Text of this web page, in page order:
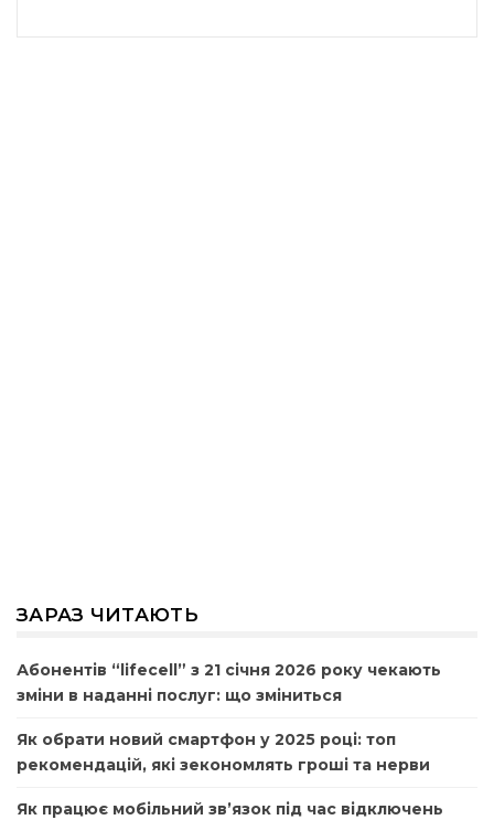
ЗАРАЗ ЧИТАЮТЬ
Абонентів “lifecell” з 21 січня 2026 року чекають
зміни в наданні послуг: що зміниться
Як обрати новий смартфон у 2025 році: топ
рекомендацій, які зекономлять гроші та нерви
Як працює мобільний зв’язок під час відключень